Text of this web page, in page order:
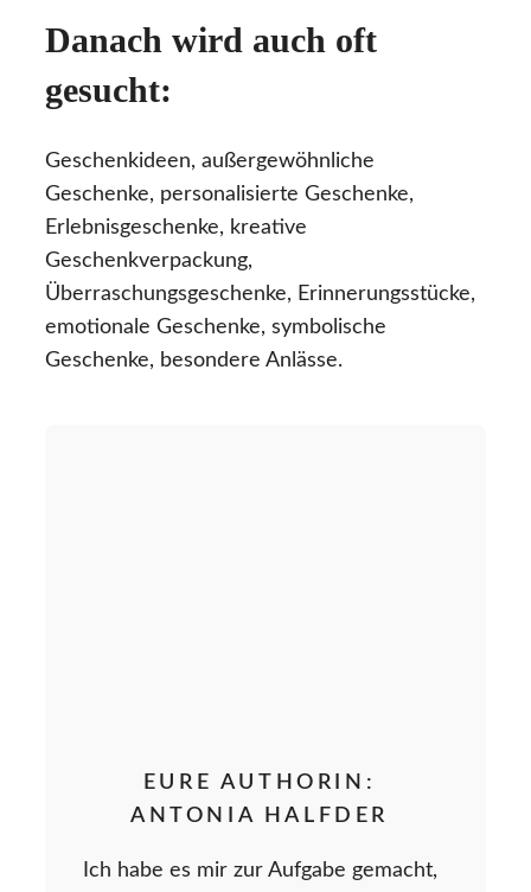
Danach wird auch oft
gesucht:
Geschenkideen, außergewöhnliche
Geschenke, personalisierte Geschenke,
Erlebnisgeschenke, kreative
Geschenkverpackung,
Überraschungsgeschenke, Erinnerungsstücke,
emotionale Geschenke, symbolische
Geschenke, besondere Anlässe.
EURE AUTHORIN:
ANTONIA HALFDER
Ich habe es mir zur Aufgabe gemacht,